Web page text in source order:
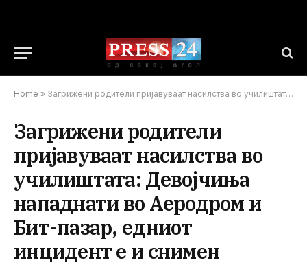
Home » Загрижени родители пријавуваат насилства во училиштата: Девојчиња нападнати во Аеродром и Бит-пазар, едниот инцидент е и снимен
Загрижени родители
пријавуваат насилства во
училиштата: Девојчиња
нападнати во Аеродром и
Бит-пазар, едниот
инцидент е и снимен